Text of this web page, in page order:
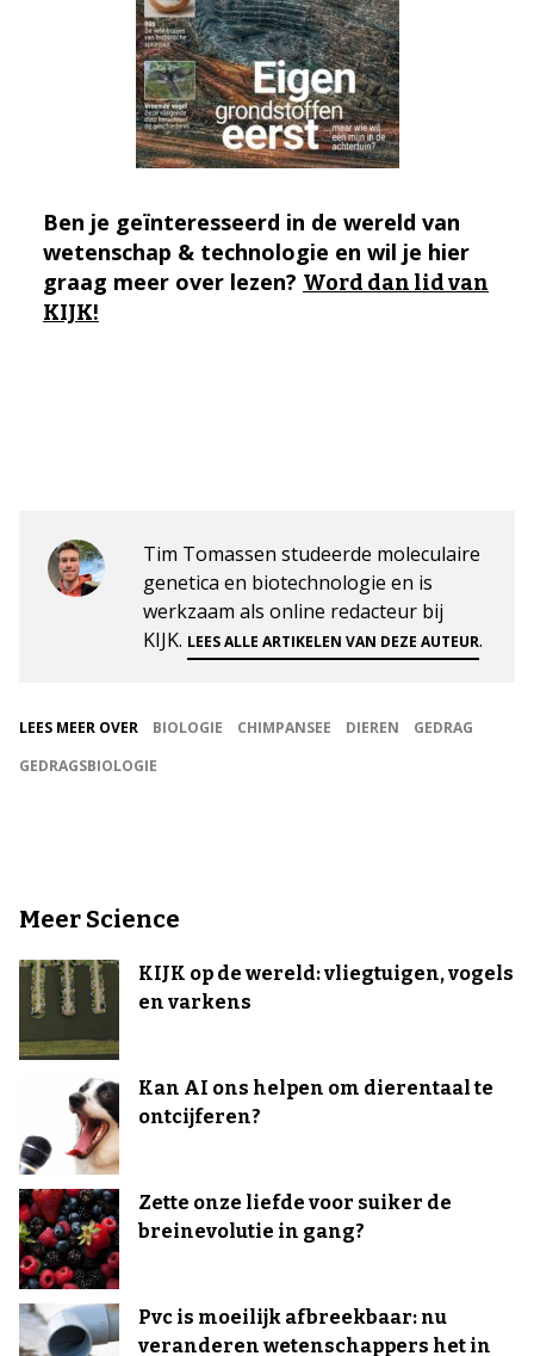
Ben je geïnteresseerd in de wereld van
wetenschap & technologie en wil je hier
graag meer over lezen? Word dan lid van
KIJK!
Tim Tomassen studeerde moleculaire
genetica en biotechnologie en is
werkzaam als online redacteur bij
KIJK. LEES ALLE ARTIKELEN VAN DEZE AUTEUR.
LEES MEER OVER BIOLOGIE CHIMPANSEE DIEREN
GEDRAG
GEDRAGSBIOLOGIE
Meer Science
KIJK op de wereld: vliegtuigen, vogels
en varkens
Kan AI ons helpen om dierentaal te
ontcijferen?
Zette onze liefde voor suiker de
breinevolutie in gang?
Pvc is moeilijk afbreekbaar: nu
veranderen wetenschappers het in